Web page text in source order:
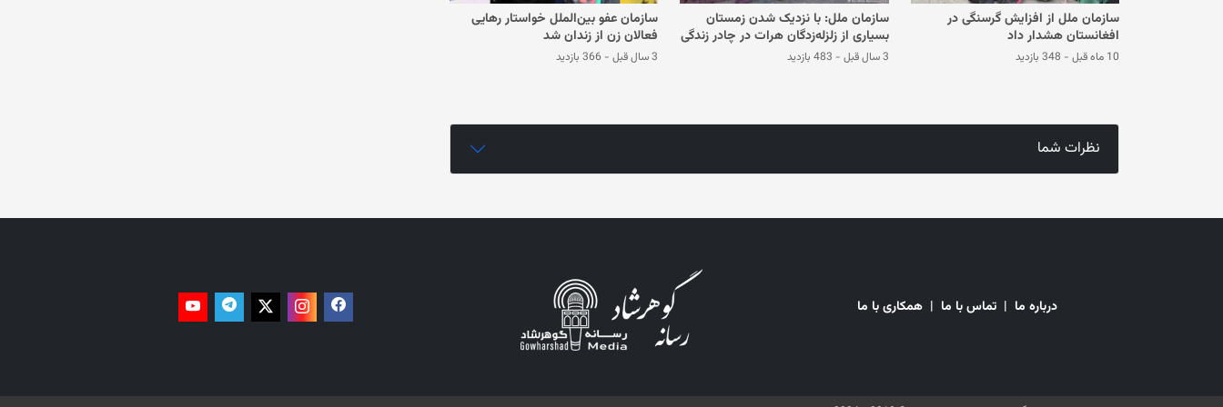
سازمان ملل از افزایش گرسنگی در
افغانستان هشدار داد
10 ماه قبل - 348 بازدید
سازمان ملل: با نزدیک شدن زمستان
بسیاری از زلزله‌زدگان هرات در چادر زندگی
می‌کنند
3 سال قبل - 483 بازدید
سازمان عفو بین‌الملل خواستار رهایی
فعالان زن از زندان شد
3 سال قبل - 366 بازدید
نظرات شما
درباره ما | تماس با ما | همکاری با ما